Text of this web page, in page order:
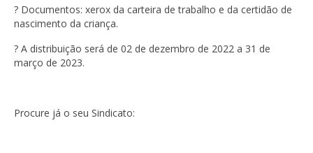
? Documentos: xerox da carteira de trabalho e da certidão de
nascimento da criança.
? A distribuição será de 02 de dezembro de 2022 a 31 de
março de 2023.
Procure já o seu Sindicato: